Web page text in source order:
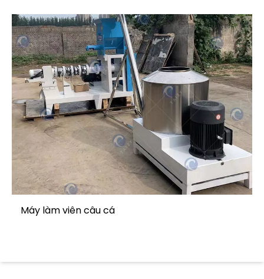
Máy làm viên câu cá